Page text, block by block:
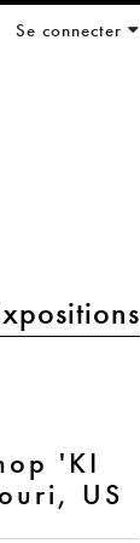
Se connecter
'KI
US